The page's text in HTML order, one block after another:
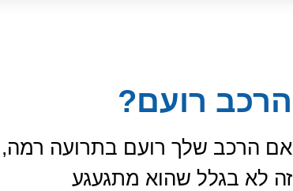
הרכב רועם?
אם הרכב שלך רועם בתרועה רמה,
זה לא בגלל שהוא מתגעגע